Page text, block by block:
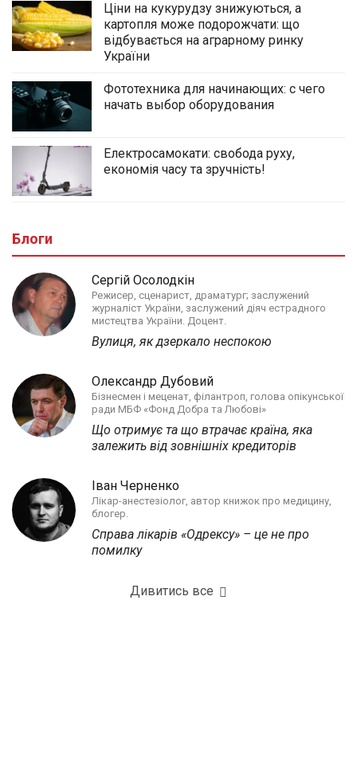
Ціни на кукурудзу знижуються, а
картопля може подорожчати: що
відбувається на аграрному ринку
України
Фототехника для начинающих: с чего
начать выбор оборудования
Електросамокати: свобода руху,
економія часу та зручність!
Блоги
Сергій Осолодкін
Режисер, сценарист, драматург; заслужений
журналіст України, заслужений діяч естрадного
мистецтва України. Доцент.
Вулиця, як дзеркало неспокою
Олександр Дубовий
Бізнесмен і меценат, філантроп, голова опікунської
ради МБФ «Фонд Добра та Любові»
Що отримує та що втрачає країна, яка
залежить від зовнішніх кредиторів
Іван Черненко
Лікар-анестезіолог, автор книжок про медицину,
блогер.
Справа лікарів «Одрексу» – це не про
помилку
Дивитись все